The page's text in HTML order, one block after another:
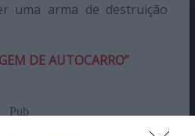
uma arma de destruição
DE AUTOCARRO”
Pub